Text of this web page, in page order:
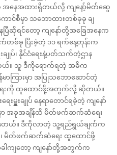
အနေအထားရှိတယ်လို့ ကျနော့်မိတ်ဆွေ
င်စီမှာ သဘောထားတစ်ခုခု ချ
ပြီဆိုရင်တော့ ကျနော်တို့အခြေအနေက
တစ်ခု ပြီးခဲ့တဲ့ ၁၁ ရက်နေ့တုန်းက
ပ်၊ နိုင်ငံရေးနဲ့ပတ်သက်တဲ့ဌာန
တယ်။ သူ ဒီကိုရောက်ရတဲ့ အဓိက
ာကြားမှာ အပြုသဘောဆောင်တဲ့
းကို ထူထောင်ဖို့အတွက်လို့ ဆိုတယ်။
မှူးချုပ် နေရာတောင်ရခဲ့တဲ့ ကျနော်
မှာ အခုအချိန်ထိ မိတ်ဖက်ဆက်ဆံရေး
နေတယ်။ ဒီကိုလာတဲ့ သူ့ရည်ရွယ်ချက်က
၊ မိတ်ဖက်ဆက်ဆံရေး ထူထောင်ဖို့
ါကျတော့ ကျနော်တို့အတွက်က